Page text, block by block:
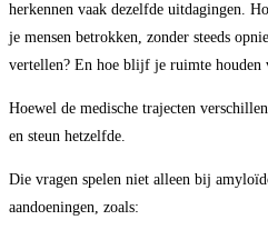
herkennen vaak dezelfde uitdagingen.
je mensen betrokken, zonder steeds
vertellen? En hoe blijf je ruimte houden
Hoewel de medische trajecten
en steun hetzelfde.
Die vragen spelen niet alleen bij
aandoeningen, zoals: